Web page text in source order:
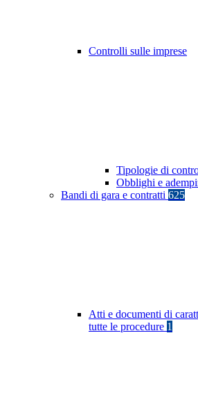
Controlli sulle imprese
Tipologie di
Obblighi e
Bandi di gara e contratti 625
Atti e documenti di
tutte le procedure 1